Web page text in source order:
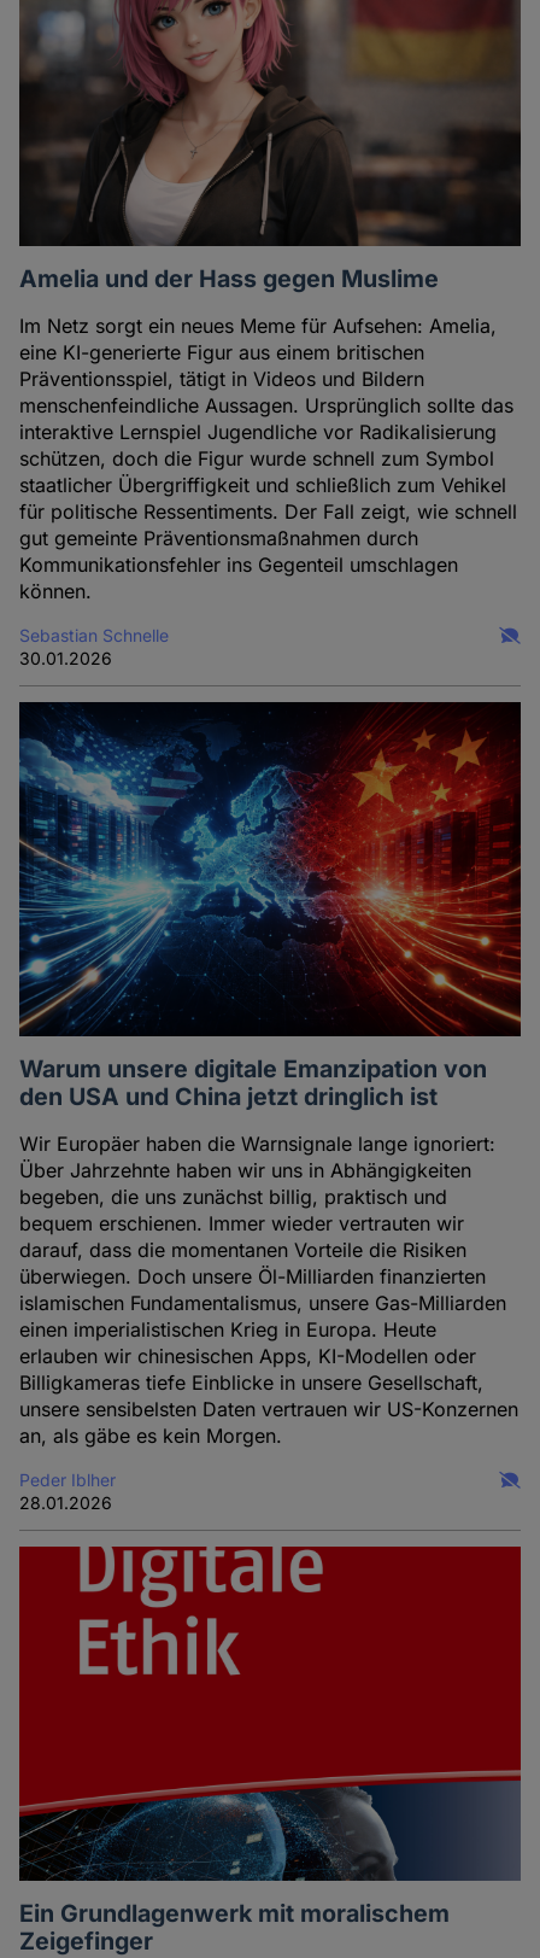
Amelia und der Hass gegen Muslime
Im Netz sorgt ein neues Meme für Aufsehen: Amelia,
eine KI-generierte Figur aus einem britischen
Präventionsspiel, tätigt in Videos und Bildern
menschenfeindliche Aussagen. Ursprünglich sollte das
interaktive Lernspiel Jugendliche vor Radikalisierung
schützen, doch die Figur wurde schnell zum Symbol
staatlicher Übergriffigkeit und schließlich zum Vehikel
für politische Ressentiments. Der Fall zeigt, wie schnell
gut gemeinte Präventionsmaßnahmen durch
Kommunikationsfehler ins Gegenteil umschlagen
können.
Sebastian Schnelle
30.01.2026
Warum unsere digitale Emanzipation von
den USA und China jetzt dringlich ist
Wir Europäer haben die Warnsignale lange ignoriert:
Über Jahrzehnte haben wir uns in Abhängigkeiten
begeben, die uns zunächst billig, praktisch und
bequem erschienen. Immer wieder vertrauten wir
darauf, dass die momentanen Vorteile die Risiken
überwiegen. Doch unsere Öl-Milliarden finanzierten
islamischen Fundamentalismus, unsere Gas-Milliarden
einen imperialistischen Krieg in Europa. Heute
erlauben wir chinesischen Apps, KI-Modellen oder
Billigkameras tiefe Einblicke in unsere Gesellschaft,
unsere sensibelsten Daten vertrauen wir US-Konzernen
an, als gäbe es kein Morgen.
Peder Iblher
28.01.2026
Ein Grundlagenwerk mit moralischem
Zeigefinger